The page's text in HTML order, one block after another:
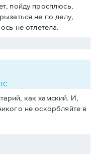
пойду просплюсь,
не по делу,
не отлетела.
как хамский. И,
не оскорбляйте в